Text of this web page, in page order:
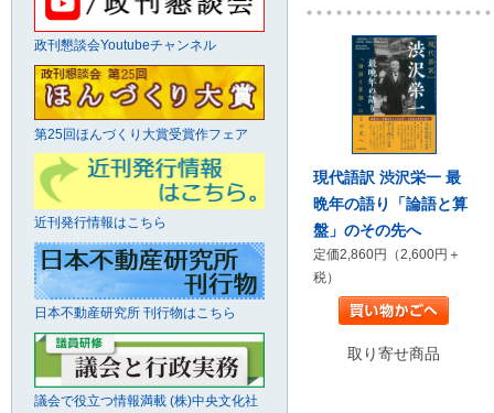
現代語訳 渋沢栄一 最
晩年の語り「論語と算
盤」のその先へ
定価2,860円（2,600円＋
税）
取り寄せ商品
政刊懇談会Youtubeチャンネル
第25回ほんづくり大賞受賞作フェア
近刊発行情報はこちら
日本不動産研究所 刊行物はこちら
議会で役立つ情報満載 (株)中央文化社